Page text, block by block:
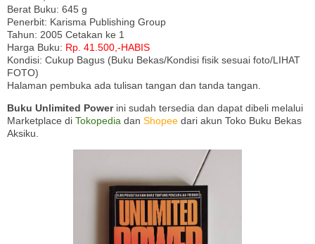
Berat Buku: 645 g
Penerbit: Karisma Publishing Group
Tahun: 2005 Cetakan ke 1
Harga Buku: Rp. 41.500,-HABIS
Kondisi: Cukup Bagus (Buku Bekas/Kondisi fisik sesuai foto/LIHAT
FOTO)
Halaman pembuka ada tulisan tangan dan tanda tangan.
Buku Unlimited Powerini sudah tersedia dan dapat dibeli melalui
Marketplace di Tokopedia dan Shopee dari akun Toko Buku Bekas
Aksiku.